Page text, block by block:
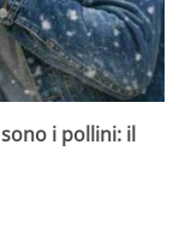
i pollini: il